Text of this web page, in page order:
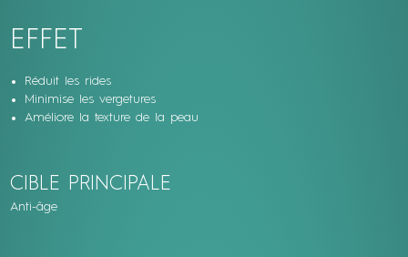
EFFET
Réduit les rides
Minimise les vergetures
Améliore la texture de la peau
CIBLE PRINCIPALE
Anti-âge